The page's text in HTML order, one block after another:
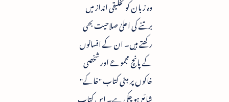
وہ زبان کو تخلیقی انداز میں
برتنے کی اعلیٰ صلاحیت بھی
رکھتے ہیں۔ ان کے افسانوں
کے پانچ مجموعے اور شخصی
خاکوں پر مبنی کتاب "خاکے"
شائع ہو چکی ہے۔ اس کتاب